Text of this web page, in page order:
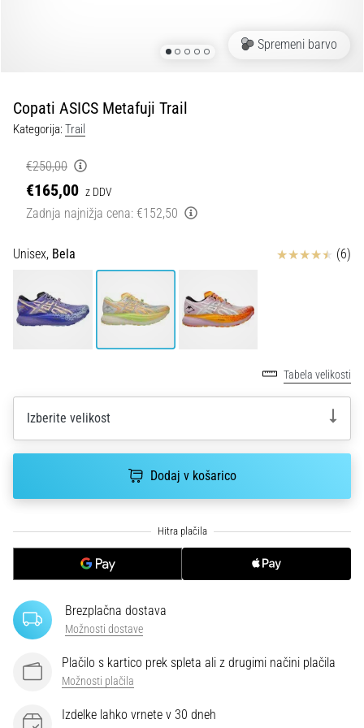
Kaj
sta
kako
izvajamo?
»shuttle
oziroma
tek
agilnost
in
eksplozivnost
menjavi
Kako…
6. 8. 2026
7 min. branja
Tekaško
koleno:
Vzroki,
in
Spremeni barvo
Copati ASICS Metafuji Trail
Kategorija:Trail
€250,00
€165,00 z DDV
Zadnja najnižja cena: €152,50
Unisex, Bela Ocena izdelka(6)
Tabela velikosti
Izberite velikost
Dodaj v košarico
Brezplačna dostava
Možnosti dostave
Plačilo s kartico prek spleta ali z drugimi načini plačila
Možnosti plačila
Izdelke lahko vrnete v 30 dneh